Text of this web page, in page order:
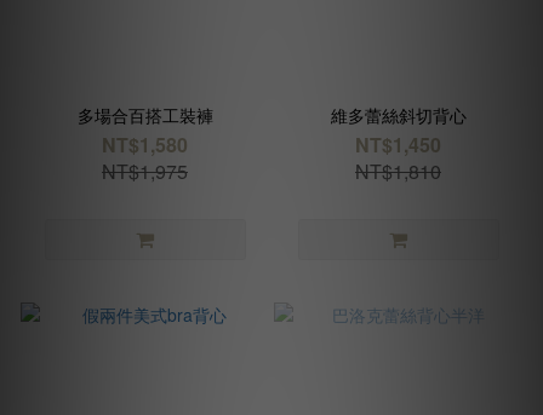
多場合百搭工裝褲
NT$1,580
NT$1,975
維多蕾絲斜切背心
NT$1,450
NT$1,810